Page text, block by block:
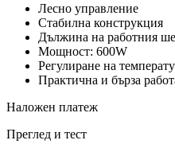
Лесно управление
Стабилна конструкция
Дължина на работния
Мощност: 600W
Регулиране на
Практична и бърза
Наложен платеж
Преглед и тест